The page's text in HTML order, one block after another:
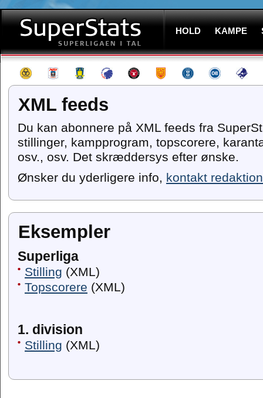
HOLD KAMPE
XML feeds
Du kan abonnere på XML feeds fra
stillinger, kampprogram, topscorere,
osv., osv. Det skræddersys efter ønske.
Ønsker du yderligere info, kontakt
Eksempler
Superliga
Stilling (XML)
Topscorere (XML)
1. division
Stilling (XML)